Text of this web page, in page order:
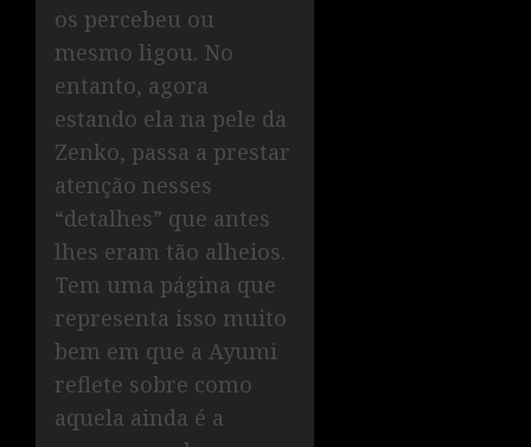
os percebeu ou
mesmo ligou. No
entanto, agora
estando ela na pele da
Zenko, passa a prestar
atenção nesses
“detalhes” que antes
lhes eram tão alheios.
Tem uma página que
representa isso muito
bem em que a Ayumi
reflete sobre como
aquela ainda é a